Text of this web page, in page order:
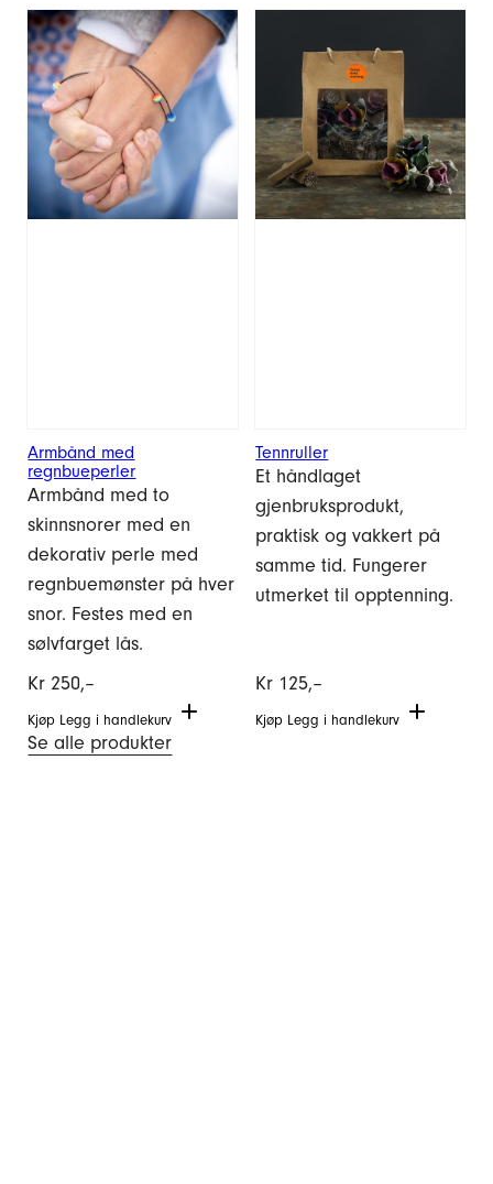
Armbånd med
regnbueperler
Armbånd med to
skinnsnorer med en
dekorativ perle med
regnbuemønster på hver
snor. Festes med en
sølvfarget lås.
Kr 250,–
Kjøp Legg i handlekurv
Tennruller
Et håndlaget
gjenbruksprodukt,
praktisk og vakkert på
samme tid. Fungerer
utmerket til opptenning.
Kr 125,–
Kjøp Legg i handlekurv
Se alle produkter